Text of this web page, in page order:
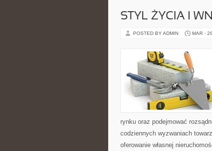
STYL ŻYCIA I
POSTED BY ADMIN MAR -
rynku oraz podejmować
codziennych wyzwaniach
oferowanie własnej